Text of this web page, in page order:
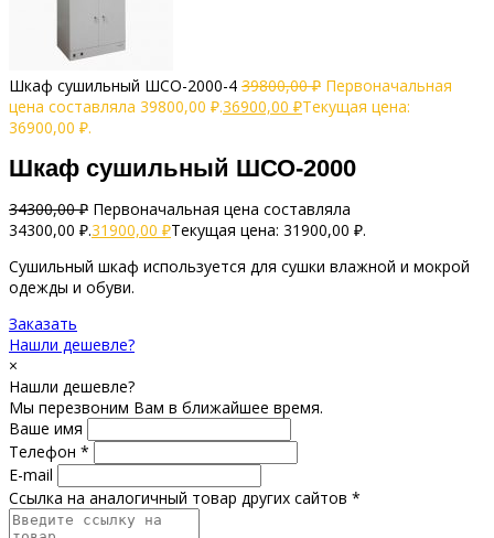
Шкаф сушильный ШСО-2000-4 39800,00₽ Первоначальная
цена составляла 39800,00 ₽.36900,00 ₽Текущая цена:
36900,00 ₽.
Шкаф сушильный ШСО-2000
34300,00₽ Первоначальная цена составляла
34300,00 ₽.31900,00 ₽Текущая цена: 31900,00 ₽.
Сушильный шкаф используется для сушки влажной и мокрой
одежды и обуви.
Заказать
Нашли дешевле?
×
Нашли дешевле?
Мы перезвоним Вам в ближайшее время.
Ваше имя
Телефон *
E-mail
Ссылка на аналогичный товар других сайтов *